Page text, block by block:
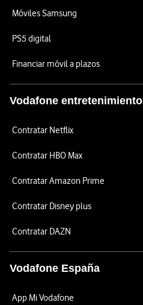
Móviles Samsung
PS5 digital
Financiar móvil a plazos
Vodafone entretenimiento
Contratar Netflix
Contratar HBO Max
Contratar Amazon Prime
Contratar Disney plus
Contratar DAZN
Vodafone España
App Mi Vodafone